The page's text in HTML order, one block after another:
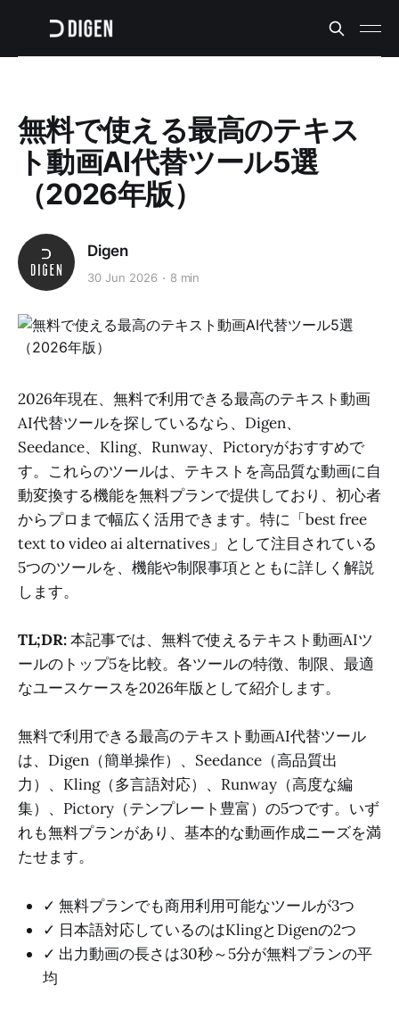
無料で使える最高のテキス
ト動画AI代替ツール5選
（2026年版）
Digen
30 Jun 2026 8 min
2026年現在、無料で利用できる最高のテキスト動画
AI代替ツールを探しているなら、Digen、
Seedance、Kling、Runway、Pictoryがおすすめで
す。これらのツールは、テキストを高品質な動画に自
動変換する機能を無料プランで提供しており、初心者
からプロまで幅広く活用できます。特に「best free
text to video ai alternatives」として注目されている
5つのツールを、機能や制限事項とともに詳しく解説
します。
TL;DR:本記事では、無料で使えるテキスト動画AIツ
ールのトップ5を比較。各ツールの特徴、制限、最適
なユースケースを2026年版として紹介します。
無料で利用できる最高のテキスト動画AI代替ツール
は、Digen（簡単操作）、Seedance（高品質出
力）、Kling（多言語対応）、Runway（高度な編
集）、Pictory（テンプレート豊富）の5つです。いず
れも無料プランがあり、基本的な動画作成ニーズを満
たせます。
✓ 無料プランでも商用利用可能なツールが3つ
✓ 日本語対応しているのはKlingとDigenの2つ
✓ 出力動画の長さは30秒～5分が無料プランの平
均